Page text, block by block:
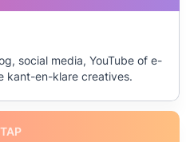
social media, YouTube of e-
kant-en-klare creatives.